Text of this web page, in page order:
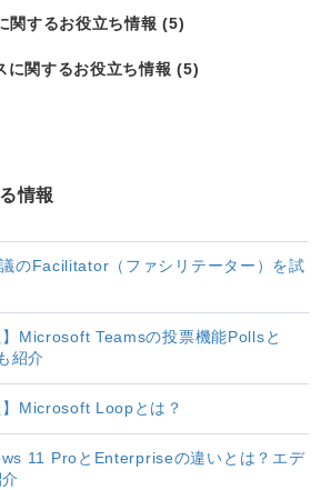
関するお役立ち情報 (5)
に関するお役立ち情報 (5)
情報
のFacilitator（ファシリテーター）を試
】Microsoft Teamsの投票機能Pollsと
紹介
】Microsoft Loopとは？
11 ProとEnterpriseの違いとは？エデ